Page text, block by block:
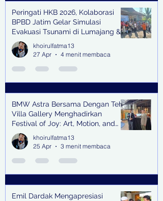
Peringati HKB 2026, Kolaborasi
BPBD Jatim Gelar Simulasi
Evakuasi Tsunami di Lumajang &
Trenggalek
khoirulfatma13
27 Apr
4 menit membaca
BMW Astra Bersama Dengan Teh
Villa Gallery Menghadirkan
Festival of Joy: Art, Motion, and
Scent
khoirulfatma13
25 Apr
3 menit membaca
Emil Dardak Mengapresiasi